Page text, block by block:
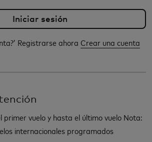
Registrarse ahora Crear una cuenta
primer vuelo y hasta el último vuelo Nota:
internacionales programados